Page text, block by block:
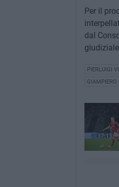
Per il
dal
PIERLUIGI
GIAMPIERO